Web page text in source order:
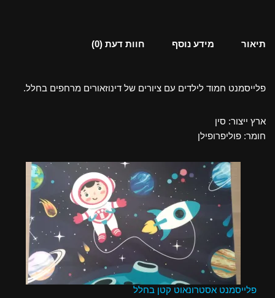
תיאור מידע נוסף חוות דעת (0)
פלייסמנט חמוד לילדים עם ציורים של דינוזאורים מרחפים בחלל.
ארץ ייצור: סין
חומר: פוליפרופילן
פלייסמנט אסטרונאוט קטן בחלל